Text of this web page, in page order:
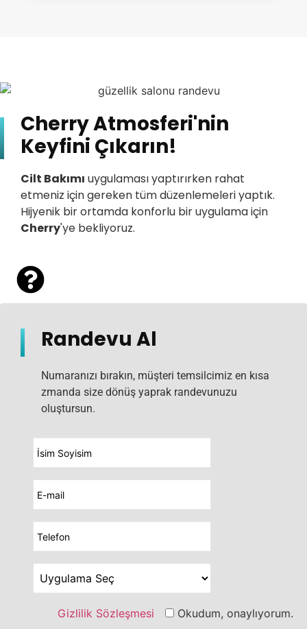
Cherry Atmosferi'nin
Keyfini Çıkarın!
Cilt Bakımı uygulaması yaptırırken rahat
etmeniz için gereken tüm düzenlemeleri yaptık.
Hijyenik bir ortamda konforlu bir uygulama için
Cherry'ye bekliyoruz.
Randevu Al
Numaranızı bırakın, müşteri temsilcimiz en kısa
zmanda size dönüş yaprak randevunuzu
oluştursun.
Gizlilik Sözleşmesi
Okudum, onaylıyorum.